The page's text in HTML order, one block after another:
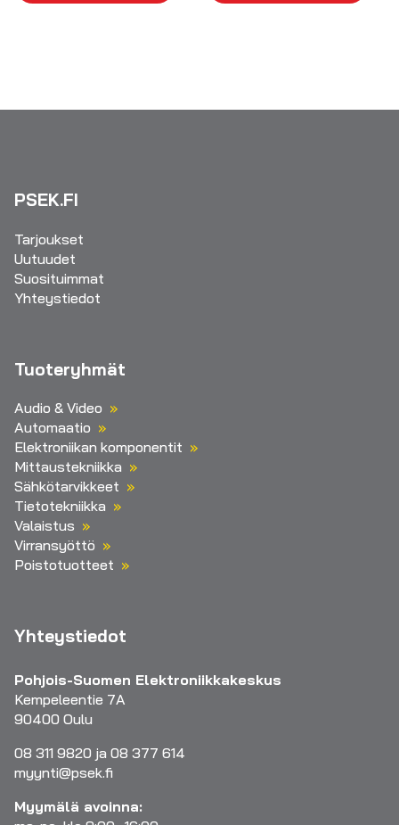
PSEK.FI
Tarjoukset
Uutuudet
Suosituimmat
Yhteystiedot
Tuoteryhmät
Audio & Video
Automaatio
Elektroniikan komponentit
Mittaustekniikka
Sähkötarvikkeet
Tietotekniikka
Valaistus
Virransyöttö
Poistotuotteet
Yhteystiedot
Pohjois-Suomen Elektroniikkakeskus
Kempeleentie 7A
90400 Oulu
08 311 9820 ja 08 377 614
myynti@psek.fi
Myymälä avoinna: